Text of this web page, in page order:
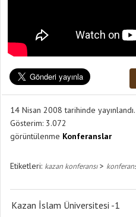
14 Nisan 2008 tarihinde yayınlandı.
Gösterim: 3.072
görüntülenme Konferanslar
Etiketleri: kazan konferansı>
Kazan İslam Üniversitesi -1